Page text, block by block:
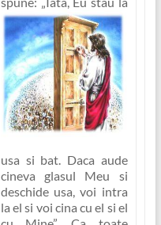
usa si bat. Daca aude
cineva glasul Meu si
deschide usa, voi intra
la el si voi cina cu el si el